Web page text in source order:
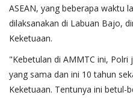
ASEAN, yang beberapa waktu
dilaksanakan di Labuan Bajo,
Keketuaan.
"Kebetulan di AMMTC ini,
yang sama dan ini 10 tahun
Keketuaan. Tentunya ini